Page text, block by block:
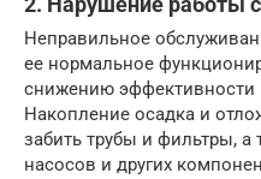
Неправильное
ее нормальное
снижению эффективности
Накопление осадка и
забить трубы и фильтры, а
насосов и других